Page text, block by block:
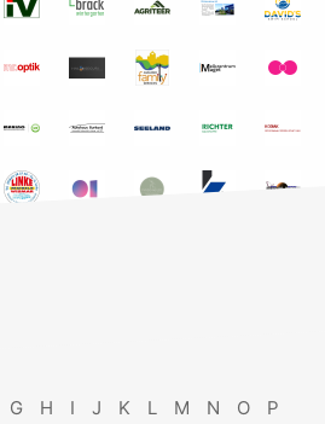
G H I J K L M N O
P